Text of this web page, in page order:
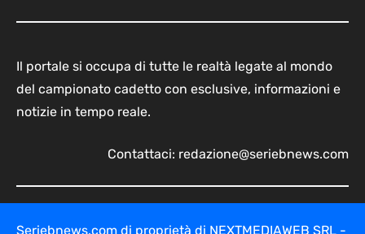
Il portale si occupa di tutte le realtà legate al mondo
del campionato cadetto con esclusive, informazioni e
notizie in tempo reale.
Contattaci: redazione@seriebnews.com
Seriebnews.com di proprietà di NEXTMEDIAWEB SRL -